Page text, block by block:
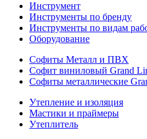
Инструмент
Инструменты по бренду
Инструменты по видам
Оборудование
Софиты Металл и ПВХ
Софит виниловый Grand
Софиты металлические
Утепление и изоляция
Мастики и праймеры
Утеплитель